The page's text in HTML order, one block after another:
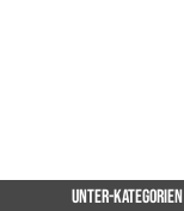
UNTER-KATEGORIEN